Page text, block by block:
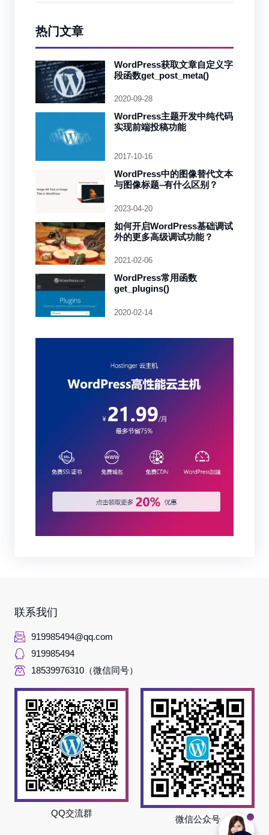
热门文章
WordPress获取文章自定义字
段函数get_post_meta()
2020-09-28
WordPress主题开发中纯代码
实现前端投稿功能
2017-10-16
WordPress中的图像替代文本
与图像标题–有什么区别？
2023-04-20
如何开启WordPress基础调试
外的更多高级调试功能？
2021-02-06
WordPress常用函数
get_plugins()
2020-02-14
联系我们
919985494@qq.com
919985494
18539976310（微信同号）
QQ交流群
微信公众号